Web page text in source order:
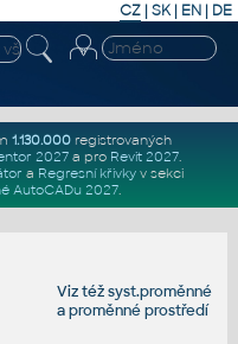
CZ | SK| EN | DE
1.130.000registrovaných
2027a pro Revit 2027.
a Regresní křivkyv sekci
AutoCADu 2027.
Viz téžsyst.proměnné
aproměnné prostředí